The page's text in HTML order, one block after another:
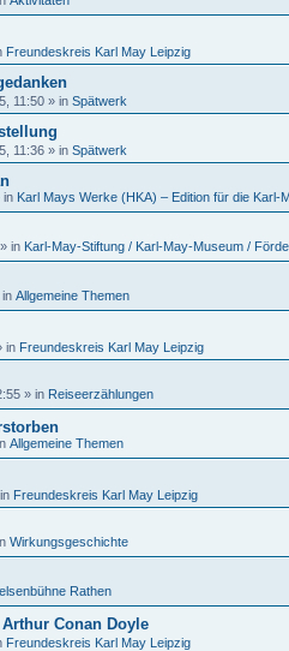
Freundeskreis Karl May Leipzig
11:50 » in Spätwerk
11:36 » in Spätwerk
in Karl Mays Werke (HKA) – Edition für die Karl-
» in Karl-May-Stiftung / Karl-May-Museum /
in Allgemeine Themen
in Freundeskreis Karl May Leipzig
» in Reiseerzählungen
Allgemeine Themen
Freundeskreis Karl May Leipzig
Wirkungsgeschichte
Rathen
Conan Doyle
Freundeskreis Karl May Leipzig